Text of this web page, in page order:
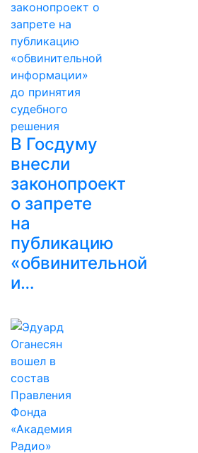
В Госдуму
внесли
законопроект
о запрете
на
публикацию
«обвинительной
и…